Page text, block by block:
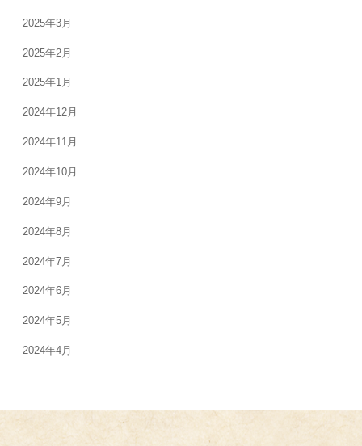
2025年3月
2025年2月
2025年1月
2024年12月
2024年11月
2024年10月
2024年9月
2024年8月
2024年7月
2024年6月
2024年5月
2024年4月